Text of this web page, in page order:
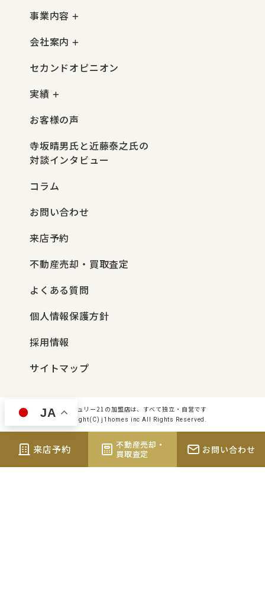
事業内容
会社案内
セカンドオピニオン
実績
お客様の声
寺坂晴男氏と近藤泰之氏の
対談インタビュー
コラム
お問い合わせ
来店予約
不動産売却・買取査定
よくある質問
個人情報保護方針
採用情報
サイトマップ
センチュリー21の加盟店は、すべて独立・自営です
Copyright(C) j1homes inc All Rights Reserved.
来店予約
不動産売却・
買取査定
お問い合わせ
JA